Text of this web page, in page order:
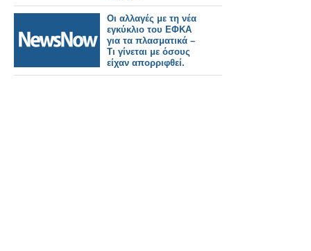
Οι αλλαγές με τη νέα
εγκύκλιο του ΕΦΚΑ
για τα πλασματικά –
Τι γίνεται με όσους
είχαν απορριφθεί.